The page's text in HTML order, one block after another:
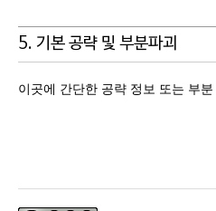
5. 기본 공략 및 부분파괴
이곳에 간단한 공략 정보 또는 부